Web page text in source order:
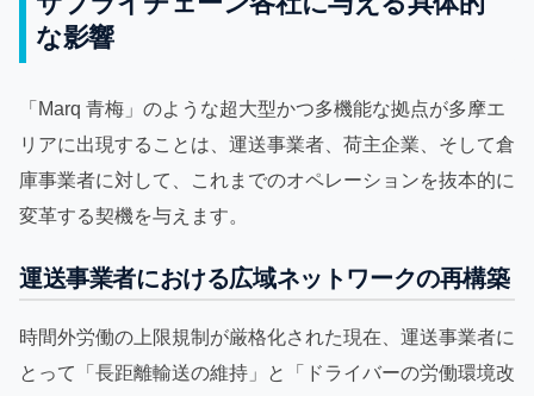
な影響
「Marq 青梅」のような超大型かつ多機能な拠点が多摩エ
リアに出現することは、運送事業者、荷主企業、そして倉
庫事業者に対して、これまでのオペレーションを抜本的に
変革する契機を与えます。
運送事業者における広域ネットワークの再構築
時間外労働の上限規制が厳格化された現在、運送事業者に
とって「長距離輸送の維持」と「ドライバーの労働環境改